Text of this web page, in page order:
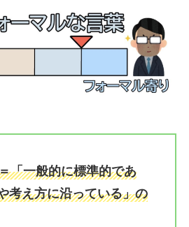
「一般的に標準的であ
考え方に沿っている」の